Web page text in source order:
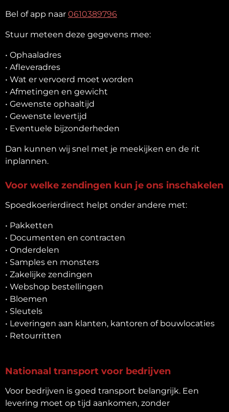
Bel of app naar 0610389796
Stuur meteen deze gegevens mee:
• Ophaaladres
• Afleveradres
• Wat er vervoerd moet worden
• Afmetingen en gewicht
• Gewenste ophaaltijd
• Gewenste levertijd
• Eventuele bijzonderheden
Dan kunnen wij snel met je meekijken en de rit
inplannen.
Voor welke zendingen kun je ons inschakelen
Spoedkoerierdirect helpt onder andere met:
• Pakketten
• Documenten en contracten
• Onderdelen
• Samples en monsters
• Zakelijke zendingen
• Webshop bestellingen
• Bloemen
• Sleutels
• Leveringen aan klanten, kantoren of bouwlocaties
• Retourritten
Nationaal transport voor bedrijven
Voor bedrijven is goed transport belangrijk. Een
levering moet op tijd aankomen, zonder